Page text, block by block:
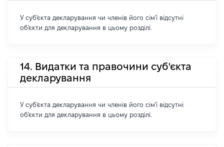
У суб'єкта декларування чи членів його сім'ї відсутні
об'єкти для декларування в цьому розділі.
14. Видатки та правочини суб'єкта
декларування
У суб'єкта декларування чи членів його сім'ї відсутні
об'єкти для декларування в цьому розділі.